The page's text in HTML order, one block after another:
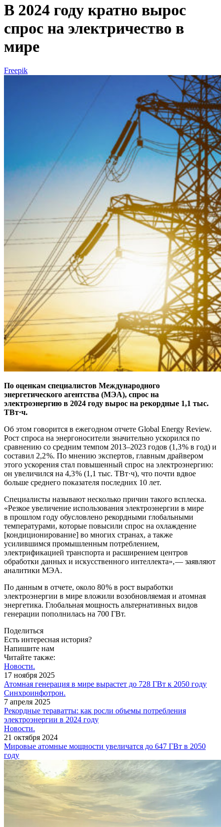
В 2024 году кратно вырос
спрос на электричество в
мире
Freepik
По оценкам специалистов Международного
энергетического агентства (МЭА), спрос на
электроэнергию в 2024 году вырос на рекордные 1,1 тыс.
ТВт·ч.
Об этом говорится в ежегодном отчете Global Energy Review.
Рост спроса на энергоносители значительно ускорился по
сравнению со средним темпом 2013–2023 годов (1,3 % в год) и
составил 2,2 %. По мнению экспертов, главным драйвером
этого ускорения стал повышенный спрос на электроэнергию:
он увеличился на 4,3 % (1,1 тыс. ТВт·ч), что почти вдвое
больше среднего показателя последних 10 лет.
Специалисты называют несколько причин такого всплеска.
«Резкое увеличение использования электроэнергии в мире
в прошлом году обусловлено рекордными глобальными
температурами, которые повысили спрос на охлаждение
[кондиционирование] во многих странах, а также
усилившимся промышленным потреблением,
электрификацией транспорта и расширением центров
обработки данных и искусственного интеллекта», — ​заявляют
аналитики МЭА.
По данным в отчете, около 80 % в рост выработки
электроэнергии в мире вложили возобновляемая и атомная
энергетика. Глобальная мощность альтернативных видов
генерации пополнилась на 700 ГВт.
Поделиться
Есть интересная история?
Напишите нам
Читайте также:
Новости.
17 ноября 2025
Атомная генерация в мире вырастет до 728 ГВт к 2050 году
Синхроинфотрон.
7 апреля 2025
Рекордные тераватты: как росли объемы потребления
электроэнергии в 2024 году
Новости.
21 октября 2024
Мировые атомные мощности увеличатся до 647 ГВт в 2050
году